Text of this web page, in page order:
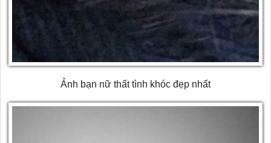
Ảnh bạn nữ thất tình khóc đẹp nhất